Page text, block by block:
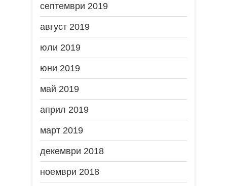
септември 2019
август 2019
юли 2019
юни 2019
май 2019
април 2019
март 2019
декември 2018
ноември 2018